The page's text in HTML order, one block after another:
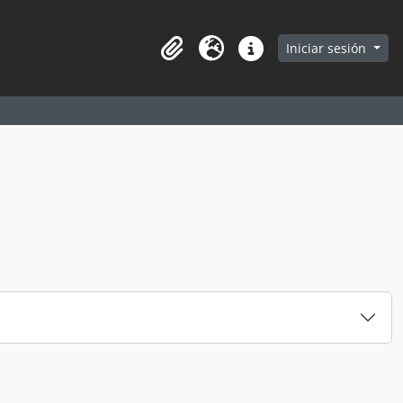
in browse page
Portapapeles
Idioma Enlaces rápidos
Iniciar sesión